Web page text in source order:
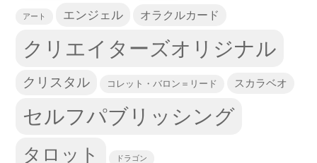
アート エンジェル オラクルカード
クリエイターズオリジナル
クリスタル コレット・バロン＝リード スカラベオ
セルフパブリッシング
タロット ドラゴン